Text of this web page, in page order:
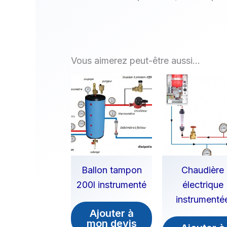
Vous aimerez peut-être aussi…
Ballon tampon
200l instrumenté
Ajouter à
mon devis
Chaudière
électrique